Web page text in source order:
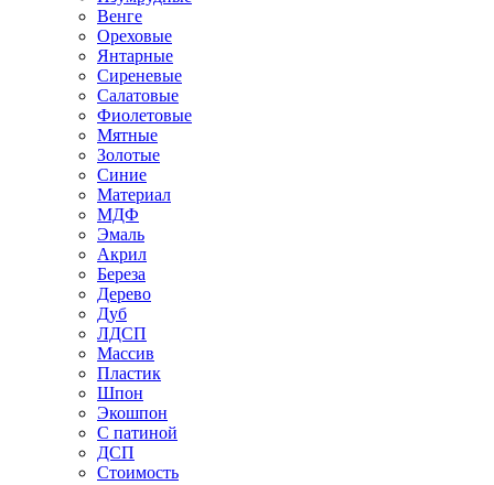
Венге
Ореховые
Янтарные
Сиреневые
Салатовые
Фиолетовые
Мятные
Золотые
Синие
Материал
МДФ
Эмаль
Акрил
Береза
Дерево
Дуб
ЛДСП
Массив
Пластик
Шпон
Экошпон
С патиной
ДСП
Стоимость